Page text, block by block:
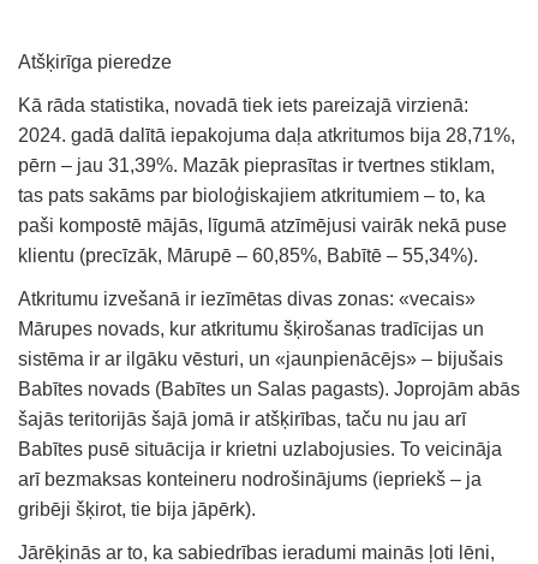
Atšķirīga pieredze
Kā rāda statistika, novadā tiek iets pareizajā virzienā:
2024. gadā dalītā iepakojuma daļa atkritumos bija 28,71%,
pērn – jau 31,39%. Mazāk pieprasītas ir tvertnes stiklam,
tas pats sakāms par bioloģiskajiem atkritumiem – to, ka
paši kompostē mājās, līgumā atzīmējusi vairāk nekā puse
klientu (precīzāk, Mārupē – 60,85%, Babītē – 55,34%).
Atkritumu izvešanā ir iezīmētas divas zonas: «vecais»
Mārupes novads, kur atkritumu šķirošanas tradīcijas un
sistēma ir ar ilgāku vēsturi, un «jaunpienācējs» – bijušais
Babītes novads (Babītes un Salas pagasts). Joprojām abās
šajās teritorijās šajā jomā ir atšķirības, taču nu jau arī
Babītes pusē situācija ir krietni uzlabojusies. To veicināja
arī bezmaksas konteineru nodrošinājums (iepriekš – ja
gribēji šķirot, tie bija jāpērk).
Jārēķinās ar to, ka sabiedrības ieradumi mainās ļoti lēni,